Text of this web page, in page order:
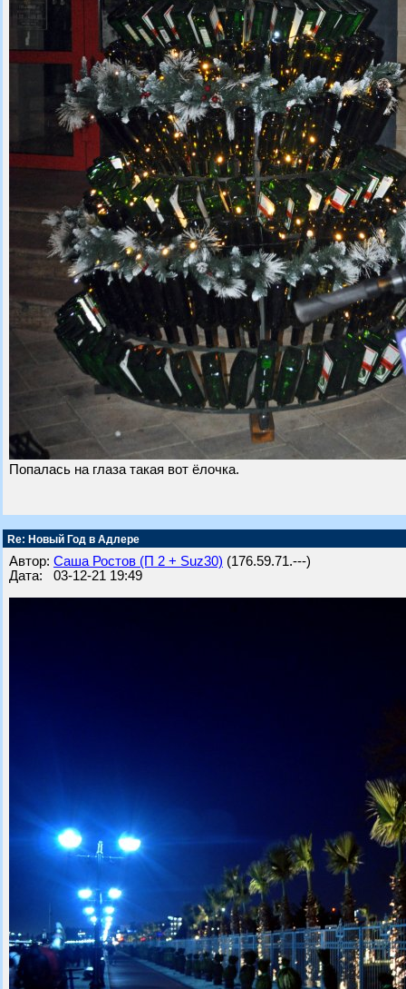
Попалась на глаза такая вот ёлочка.
Re: Новый Год в Адлере
Автор: Саша Ростов (П 2 + Suz30) (176.59.71.---)
Дата: 03-12-21 19:49